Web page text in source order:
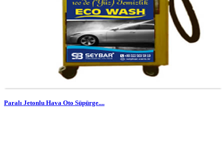
Paralı Jetonlu Hava Oto Süpürge....